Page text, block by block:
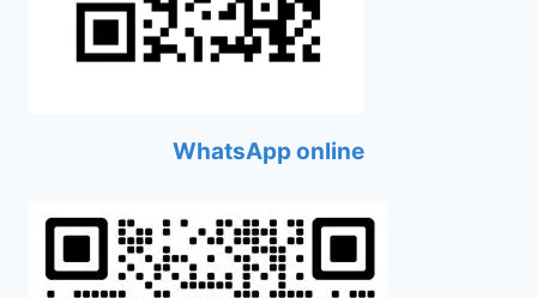
WhatsApp online